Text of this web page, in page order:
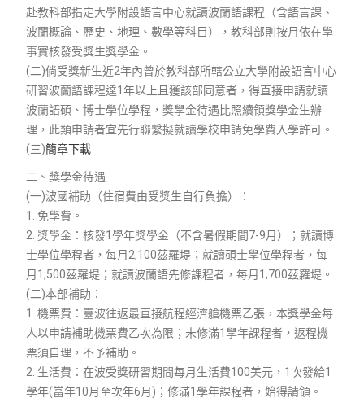
赴教科部指定大學附設語言中心就讀波蘭語課程（含語言課、
波蘭概論、歷史、地理、數學等科目），教科部則按月依在學
事實核發受獎生獎學金。
(二)倘受獎新生近2年內曾於教科部所轄公立大學附設語言中心
研習波蘭語課程達1年以上且獲該部同意者，得直接申請就讀
波蘭語碩、博士學位學程，獎學金待遇比照續領獎學金生辦
理，此類申請者宜先行聯繫擬就讀學校申請免學費入學許可。
(三)簡章下載
二、獎學金待遇
(一)波國補助（住宿費由受獎生自行負擔）：
1. 免學費。
2. 獎學金：核發1學年獎學金（不含暑假期間7-9月）；就讀博
士學位學程者，每月2,100茲羅堤；就讀碩士學位學程者，每
月1,500茲羅堤；就讀波蘭語先修課程者，每月1,700茲羅堤。
(二)本部補助：
1. 機票費：臺波往返最直接航程經濟艙機票乙張，本獎學金每
人以申請補助機票費乙次為限；未修滿1學年課程者，返程機
票須自理，不予補助。
2. 生活費：在波受獎研習期間每月生活費100美元，1次發給1
學年(當年10月至次年6月)；修滿1學年課程者，始得請領。